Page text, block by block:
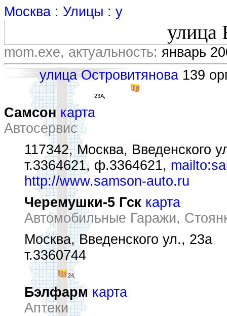
Москва : Улицы : у
улица
mom.exe, актуальность: январь
улица Островитянова 139
23А,
Самсон карта
Автосервис
117342, Москва, Введенского
т.3364621, ф.3364621,
http://www.samson-auto.ru
Черемушки-5 Гск карта
Автомобильные Гаражи,
Москва, Введенского ул., 23а
т.3360744
24,
Бэлфарм карта
Аптеки